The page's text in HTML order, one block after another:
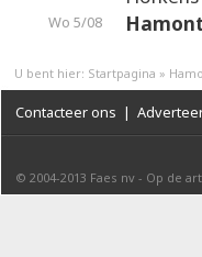
Wo 5/08
U bent hier: Startpagina »
Contacteer ons |
© 2004-2013 Faes nv - Op de